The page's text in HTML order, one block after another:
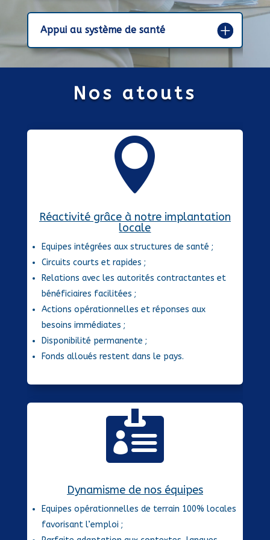
Dominique Cazalens, Président
Appui au système de santé
Nos atouts

Réactivité grâce à notre implantation
locale
Equipes intégrées aux structures de santé ;
Circuits courts et rapides ;
Relations avec les autorités contractantes et
bénéficiaires facilitées ;
Actions opérationnelles et réponses aux
besoins immédiates ;
Disponibilité permanente ;
Fonds alloués restent dans le pays.

Dynamisme de nos équipes
Equipes opérationnelles de terrain 100% locales
favorisant l’emploi ;